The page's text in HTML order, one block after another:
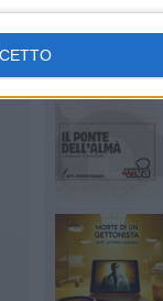
RUBRICHE